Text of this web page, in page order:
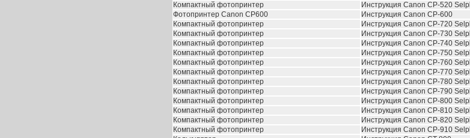
Компактный фотопринтер
Инструкция Canon CP-520
Фотопринтер Canon CP600
Инструкция Canon CP-600
Компактный фотопринтер
Инструкция Canon CP-720
Компактный фотопринтер
Инструкция Canon CP-730
Компактный фотопринтер
Инструкция Canon CP-740
Компактный фотопринтер
Инструкция Canon CP-750
Компактный фотопринтер
Инструкция Canon CP-760
Компактный фотопринтер
Инструкция Canon CP-770
Компактный фотопринтер
Инструкция Canon CP-780
Компактный фотопринтер
Инструкция Canon CP-790
Компактный фотопринтер
Инструкция Canon CP-800
Компактный фотопринтер
Инструкция Canon CP-810
Компактный фотопринтер
Инструкция Canon CP-820
Компактный фотопринтер
Инструкция Canon CP-910